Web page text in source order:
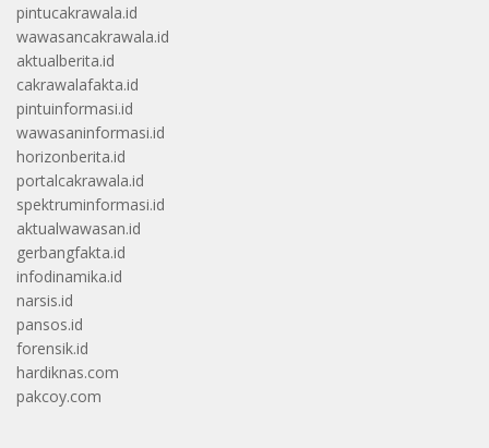
pintucakrawala.id
wawasancakrawala.id
aktualberita.id
cakrawalafakta.id
pintuinformasi.id
wawasaninformasi.id
horizonberita.id
portalcakrawala.id
spektruminformasi.id
aktualwawasan.id
gerbangfakta.id
infodinamika.id
narsis.id
pansos.id
forensik.id
hardiknas.com
pakcoy.com